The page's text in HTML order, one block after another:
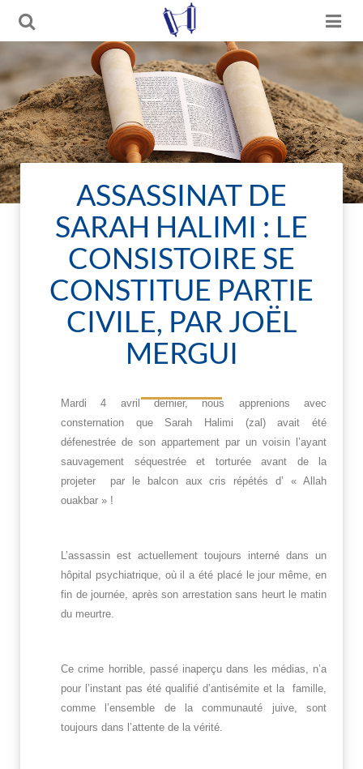
ASSASSINAT DE
SARAH HALIMI : LE
CONSISTOIRE SE
CONSTITUE PARTIE
CIVILE, PAR JOËL
MERGUI
Mardi 4 avril dernier, nous apprenions avec
consternation que Sarah Halimi (zal) avait été
défenestrée de son appartement par un voisin l’ayant
sauvagement séquestrée et torturée avant de la
projeter par le balcon aux cris répétés d’ « Allah
ouakbar » !
L’assassin est actuellement toujours interné dans un
hôpital psychiatrique, où il a été placé le jour même, en
fin de journée, après son arrestation sans heurt le matin
du meurtre.
Ce crime horrible, passé inaperçu dans les médias, n’a
pour l’instant pas été qualifié d’antisémite et la famille,
comme l’ensemble de la communauté juive, sont
toujours dans l’attente de la vérité.